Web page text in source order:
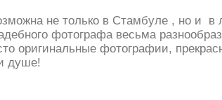
не только в Стамбуле , но и в
фотографа весьма
оригинальные фотографии,
душе!